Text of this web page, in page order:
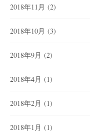
2018年11月 (2)
2018年10月 (3)
2018年9月 (2)
2018年4月 (1)
2018年2月 (1)
2018年1月 (1)